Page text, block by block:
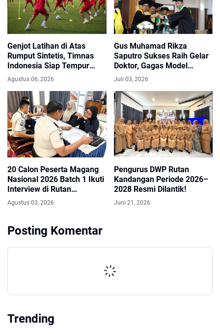
Genjot Latihan di Atas
Rumput Sintetis, Timnas
Indonesia Siap Tempur
Melawan Singapura
Agustus 06, 2026
Gus Muhamad Rikza
Saputro Sukses Raih Gelar
Doktor, Gagas Model
Pendidikan Agama Islam
Juli 03, 2026
20 Calon Peserta Magang
Nasional 2026 Batch 1 Ikuti
Interview di Rutan
Kandangan
Agustus 03, 2026
Pengurus DWP Rutan
Kandangan Periode 2026–
2028 Resmi Dilantik!
Juni 21, 2026
Posting Komentar
Trending